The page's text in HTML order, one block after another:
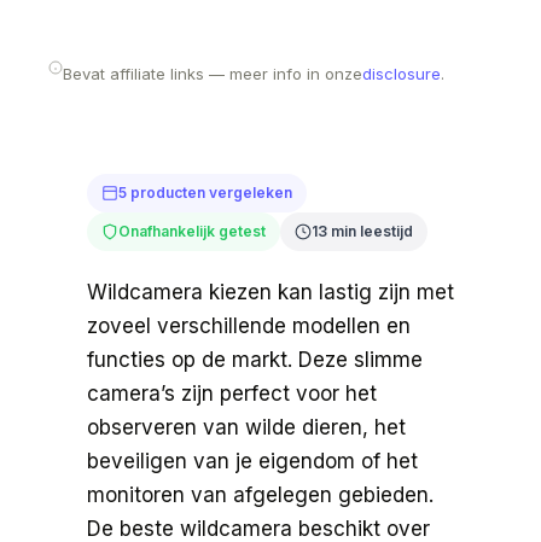
Bevat affiliate links — meer info in onzedisclosure.
5 producten vergeleken
Onafhankelijk getest 13 min leestijd
Wildcamera kiezen kan lastig zijn met
zoveel verschillende modellen en
functies op de markt. Deze slimme
camera’s zijn perfect voor het
observeren van wilde dieren, het
beveiligen van je eigendom of het
monitoren van afgelegen gebieden.
De beste wildcamera beschikt over